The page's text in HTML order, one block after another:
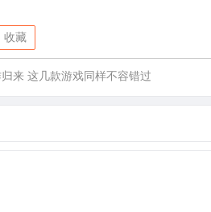
收藏
归来 这几款游戏同样不容错过